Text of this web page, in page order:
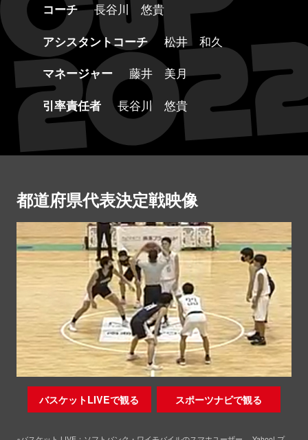
コーチ
長谷川 悠貴
アシスタントコーチ
松井 和久
マネージャー
藤井 美月
引率責任者
長谷川 悠貴
都道府県代表決定戦映像
バスケットLIVEで観る スポーツナビで観る